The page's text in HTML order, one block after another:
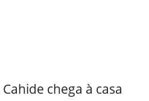
chega à casa